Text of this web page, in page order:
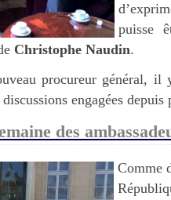
puisse
Christophe Naudin.
procureur général, il
engagées depuis
des
Comme